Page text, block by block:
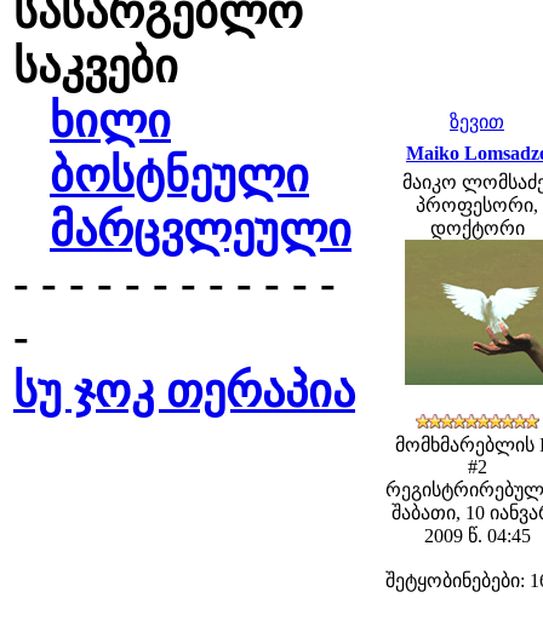
სასარგებლო
საკვები
ხილი
ბოსტნეული
მარცვლეული
- - - - - - - - - - - -
-
სუ ჯოკ თერაპია
ზევით
Maiko
მაიკო
პროფესორი,
დოქტორი
მომხმარებლის
#2
შაბათი, 10
2009 წ. 04:45
შეტყობინებები: